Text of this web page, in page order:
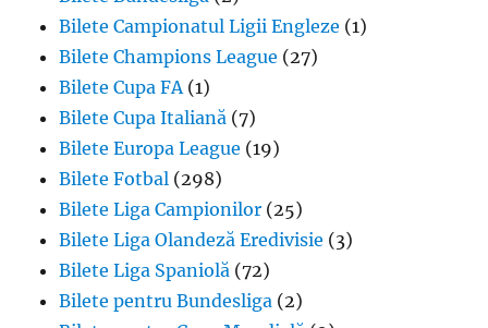
Bilete Campionatul Ligii Engleze (1)
Bilete Champions League (27)
Bilete Cupa FA(1)
Bilete Cupa Italiană (7)
Bilete Europa League (19)
Bilete Fotbal (298)
Bilete Liga Campionilor (25)
Bilete Liga Olandeză Eredivisie (3)
Bilete Liga Spaniolă (72)
Bilete pentru Bundesliga (2)